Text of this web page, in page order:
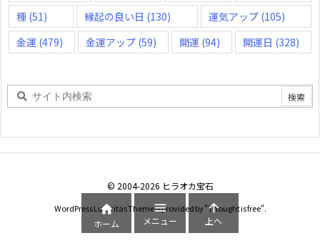
種 (51) 縁起の良い日 (130) 運気アップ(105)
金運 (479) 金運アップ (59) 開運 (94) 開運日 (328)
© 2004-2026 ヒラオカ宝石
WordPress Luxeritas Theme is provided by "Thought is free".

ホーム

メニュー

上へ